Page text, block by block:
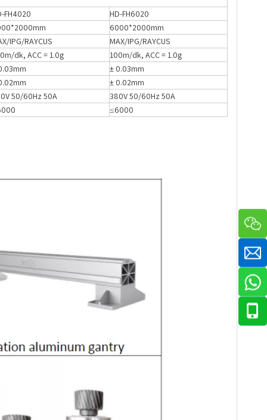
FH4020
HD-FH6020
6000*2000mm
IPG/RAYCUS
MAX/IPG/RAYCUS
dk, ACC = 1.0g
100m/dk, ACC = 1.0g
± 0.03mm
± 0.02mm
50/60Hz 50A
380V 50/60Hz 50A
≤6000